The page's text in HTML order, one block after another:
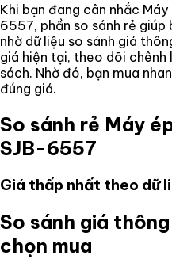
Khi bạn đang cân nhắc Máy
6557, phần so sánh rẻ
nhờ dữ liệu so sánh giá
giá hiện tại, theo dõi chênh
sách. Nhờ đó, bạn mua
đúng giá.
So sánh rẻ Máy
SJB-6557
Giá thấp nhất theo dữ
So sánh giá
chọn mua